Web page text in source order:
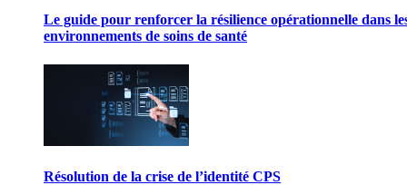
Le guide pour renforcer la résilience opérationnelle dans
environnements de soins de santé
Résolution de la crise de l’identité CPS